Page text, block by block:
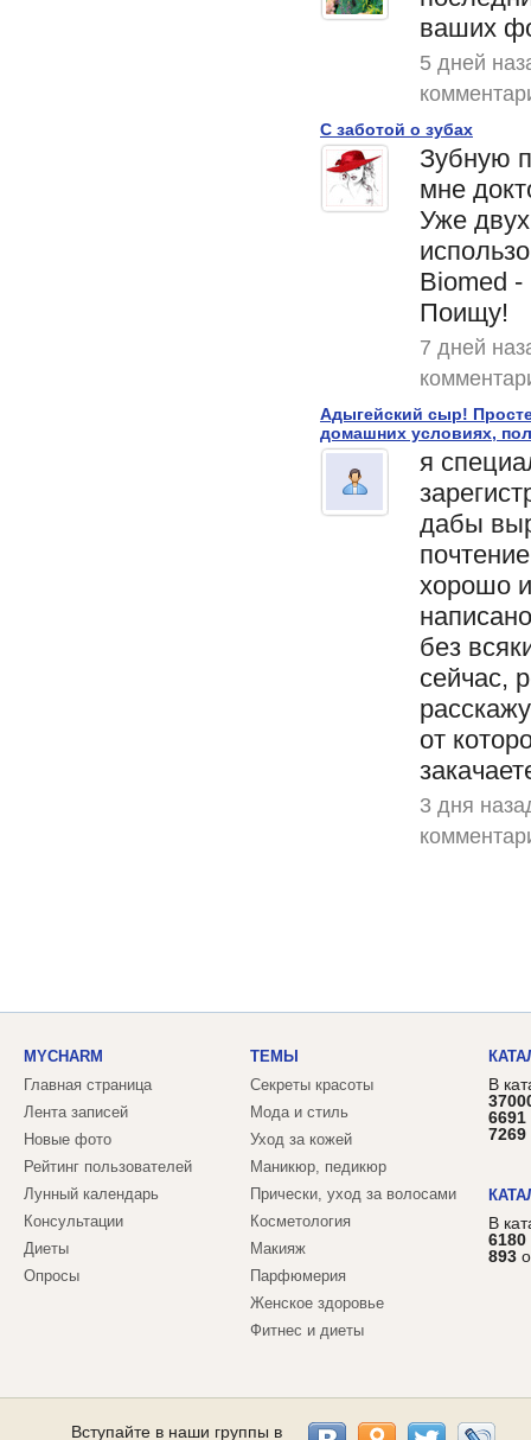
ваших
5 дней
С заботой о зубах
Зубную
мне
Уже
Biomed -
Поищу!
7 дней
Адыгейский сыр!
домашних условиях,
я
дабы
почтение
хорошо
написано
без
сейчас,
от
3 дня
MYCHARM
Главная страница
Лента записей
Новые фото
Рейтинг пользователей
Лунный календарь
Консультации
Диеты
Опросы
ТЕМЫ
Секреты красоты
Мода и стиль
Уход за кожей
Маникюр, педикюр
Прически, уход за волосами
Косметология
Макияж
Парфюмерия
Женское здоровье
Фитнес и диеты
В
6691
7269
В
6180
893
Вступайте в наши группы в